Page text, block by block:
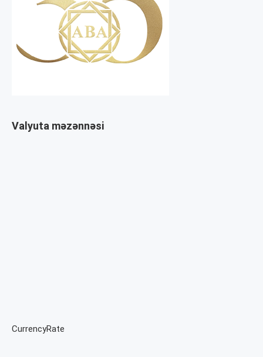
Valyuta məzənnəsi
CurrencyRate